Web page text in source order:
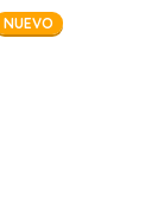
NUEVO